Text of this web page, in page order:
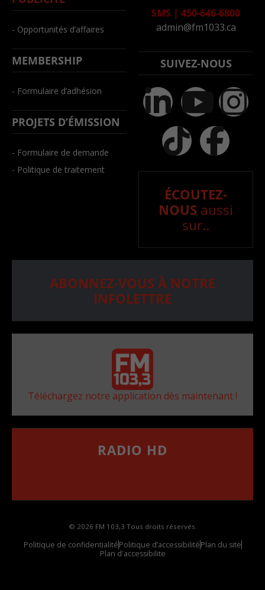
- Opportunités d’affaires
MEMBERSHIP
- Formulaire d’adhésion
PROJETS D’ÉMISSION
- Formulaire de demande
- Politique de traitement
SMS | 450-646-6800
admin@fm1033.ca
SUIVEZ-NOUS
ÉCOUTEZ-
NOUS aussi
sur..
ABONNEZ-VOUS À NOTRE
INFOLETTRE
Téléchargez notre application dès maintenant !
RADIO HD
© 2026 FM 103,3 Tous droits réservés.
Politique de confidentialitéPolitique d’accessibilitéPlan du site
Plan d'accessibilite